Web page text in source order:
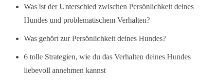
Was ist der Unterschied zwischen Persönlichkeit deines
Hundes und problematischem Verhalten?
Was gehört zur Persönlichkeit deines Hundes?
6 tolle Strategien, wie du das Verhalten deines Hundes
liebevoll annehmen kannst